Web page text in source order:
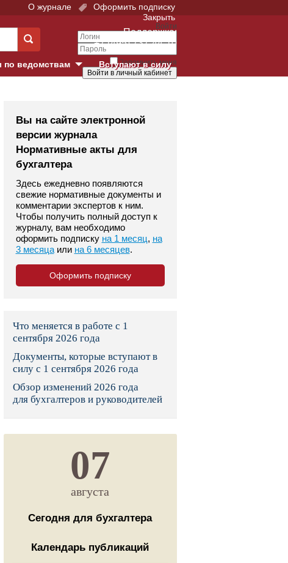
О журнале
Оформить подписку
Закрыть
Войти
Запомнить меня
Поддержка:
+7 (495) 737-44-10
Вступают в силу
по ведомствам
Суд
в г. Москве
Суд
фонд
фонд России
юрисдикции
ведомства
Вы на сайте электронной
версии журнала
Нормативные акты для
бухгалтера
Здесь ежедневно появляются
свежие нормативные документы и
комментарии экспертов к ним.
Чтобы получить полный доступ к
журналу, вам необходимо
оформить подписку на 1 месяц, на
3 месяцаили на 6 месяцев.
Оформить подписку
Что меняется в работе с 1
сентября 2026 года
Документы, которые вступают в
силу с 1 сентября 2026 года
Обзор изменений 2026 года
для бухгалтеров и руководителей
07
августа
Сегодня для бухгалтера
Календарь публикаций